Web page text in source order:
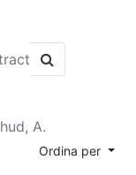
A.
Ordina per